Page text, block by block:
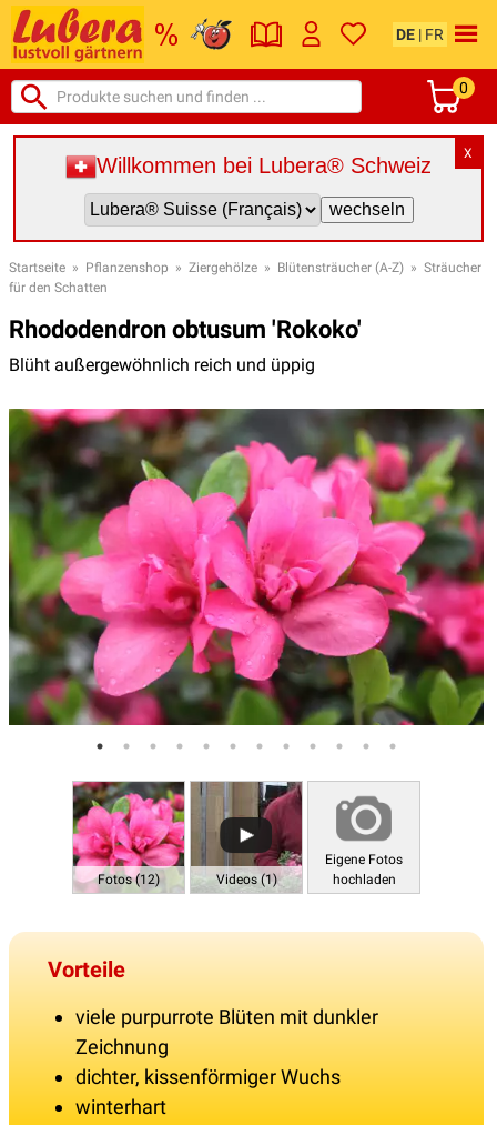
DE | FR
0
X
Willkommen bei Lubera® Schweiz
Startseite » Pflanzenshop » Ziergehölze » Blütensträucher (A-Z) » Sträucher
für den Schatten
Rhododendron obtusum 'Rokoko'
Blüht außergewöhnlich reich und üppig
Fotos (12) Videos (1)
Eigene Fotos
hochladen
Vorteile
viele purpurrote Blüten mit dunkler
Zeichnung
dichter, kissenförmiger Wuchs
winterhart